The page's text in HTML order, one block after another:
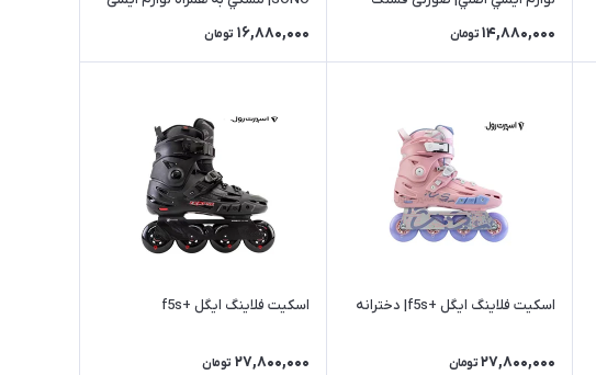
14,880,000 تومان 16,880,000 تومان
اسكيت فلاينگ ايگل +f5s| دخترانه
27,800,000 تومان
اسكيت فلاينگ ايگل +f5s
27,800,000 تومان